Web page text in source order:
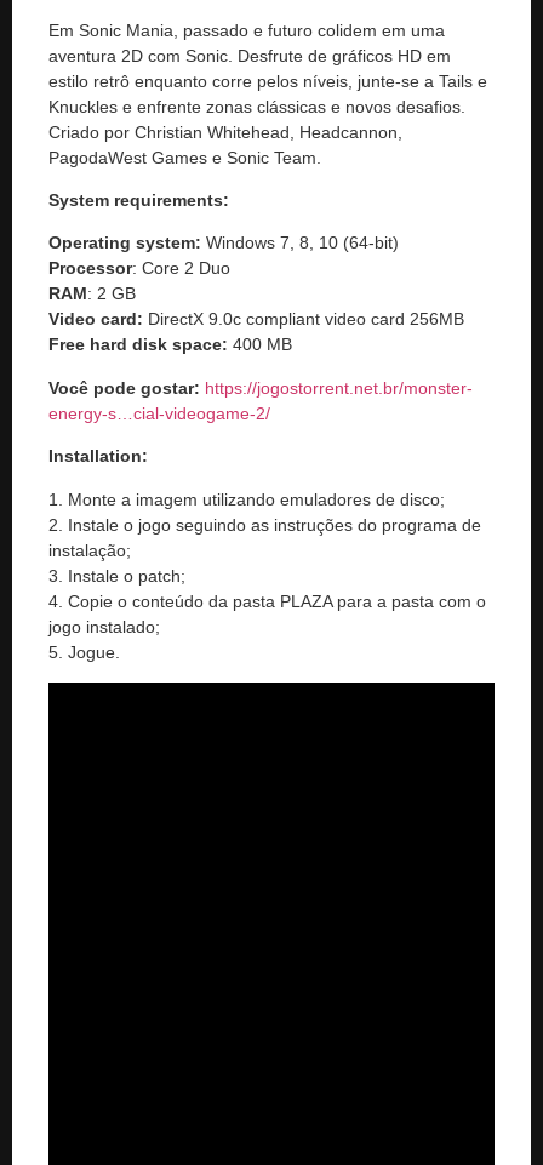
Em Sonic Mania, passado e futuro colidem em uma
aventura 2D com Sonic. Desfrute de gráficos HD em
estilo retrô enquanto corre pelos níveis, junte-se a Tails e
Knuckles e enfrente zonas clássicas e novos desafios.
Criado por Christian Whitehead, Headcannon,
PagodaWest Games e Sonic Team.
System requirements:
Operating system: Windows 7, 8, 10 (64-bit)
Processor: Core 2 Duo
RAM: 2 GB
Video card: DirectX 9.0c compliant video card 256MB
Free hard disk space: 400 MB
Você pode gostar: https://jogostorrent.net.br/monster-
energy-s…cial-videogame-2/
Installation:
1. Monte a imagem utilizando emuladores de disco;
2. Instale o jogo seguindo as instruções do programa de
instalação;
3. Instale o patch;
4. Copie o conteúdo da pasta PLAZA para a pasta com o
jogo instalado;
5. Jogue.